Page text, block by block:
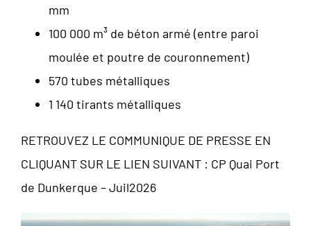
mm
100 000 m³ de béton armé (entre paroi
moulée et poutre de couronnement)
570 tubes métalliques
1 140 tirants métalliques
RETROUVEZ LE COMMUNIQUE DE PRESSE EN
CLIQUANT SUR LE LIEN SUIVANT : CP Quai Port
de Dunkerque – Juil2026